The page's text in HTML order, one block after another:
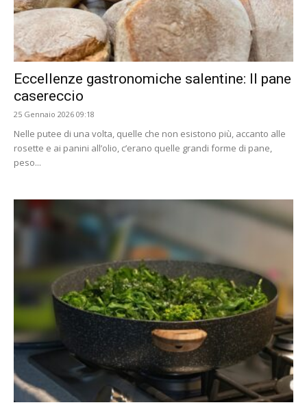
Eccellenze gastronomiche salentine: Il pane
casereccio
25 Gennaio 2026 09:18
Nelle putee di una volta, quelle che non esistono più, accanto alle
rosette e ai panini all’olio, c’erano quelle grandi forme di pane,
peso...